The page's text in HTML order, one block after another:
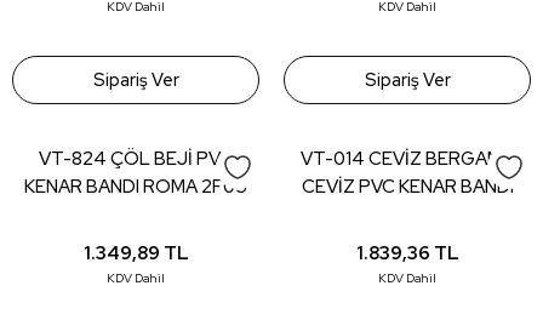
KDV Dahil
Sipariş Ver
KDV Dahil
Sipariş Ver
VT-824 ÇÖL BEJİ PVC
KENAR BANDI ROMA 2F05
1.349,89 TL
KDV Dahil
VT-014 CEVİZ BERGAMA
CEVİZ PVC KENAR BANDI
mt)
1.839,36 TL
KDV Dahil